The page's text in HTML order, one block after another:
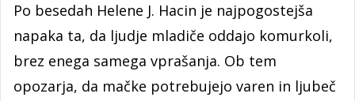
Po besedah Helene J. Hacin je najpogostejša
napaka ta, da ljudje mladiče oddajo komurkoli,
brez enega samega vprašanja. Ob tem
opozarja, da mačke potrebujejo varen in ljubeč